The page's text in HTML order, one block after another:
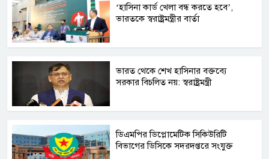
‘হাসিনা কার্ড খেলা বন্ধ করতে হবে’,
ভারতকে স্বরাষ্ট্রমন্ত্রীর বার্তা
ভারত থেকে শেখ হাসিনার বক্তব্যে
সরকার বিচলিত নয়: স্বরাষ্ট্রমন্ত্রী
ডিএমপির ডিপ্লোমেটিক সিকিউরিটি
বিভাগের ডিসিকে সদরদপ্তরে সংযুক্ত